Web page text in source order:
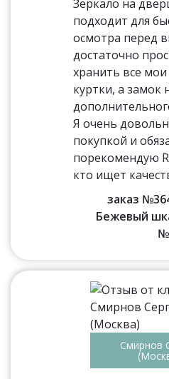
Зеркало на
подходит для
осмотра перед
достаточно
хранить все
куртки, а замок
Я очень
покупкой и
порекомендую
кто ищет
заказ
Бежевый
Смирнов